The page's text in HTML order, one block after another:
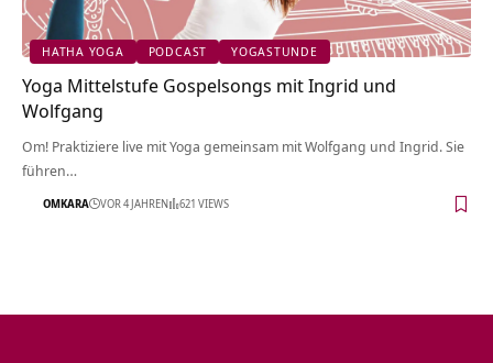
HATHA YOGA PODCAST YOGASTUNDE
Yoga Mittelstufe Gospelsongs mit Ingrid und
Wolfgang
Om! Praktiziere live mit Yoga gemeinsam mit Wolfgang und Ingrid. Sie
führen…
OMKARA VOR 4 JAHREN 621 VIEWS